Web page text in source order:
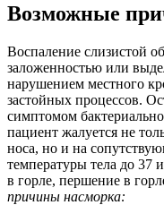
Возможные
Воспаление слизистой
заложенностью или
нарушением местного
застойных процессов.
симптомом
пациент жалуется не
носа, но и на
температуры тела до 37
в горле, першение в
причины насморка: